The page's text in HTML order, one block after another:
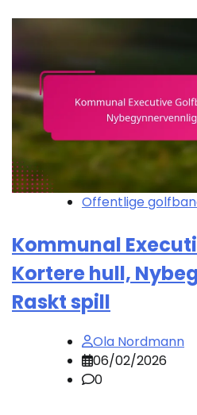
Offentlige
Kommunal
Kortere hull,
Raskt spill
Ola Nordmann
06/02/2026
0